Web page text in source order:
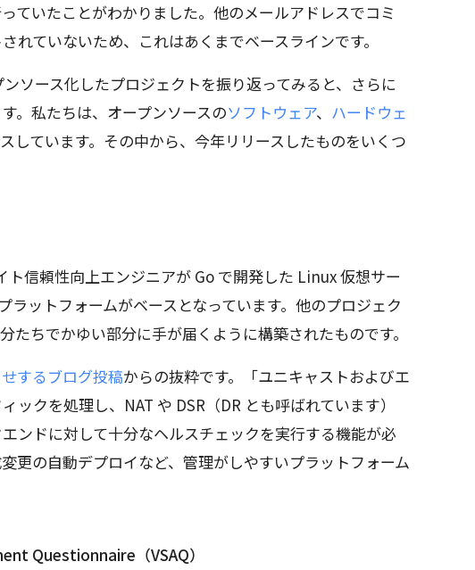
ていたことがわかりました。他のメールアドレスでコミ
れていないため、これはあくまでベースラインです。
ソース化したプロジェクトを振り返ってみると、さらに
。私たちは、オープンソースのソフトウェア、 ハードウェ
しています。その中から、今年リリースしたものをいくつ
ト信頼性向上エンジニアが Go で開発した Linux 仮想サー
ラットフォームがベースとなっています。他のプロジェク
たちでかゆい部分に手が届くように構築されたものです。
するブログ投稿からの抜粋です。「ユニキャストおよびエ
ックを処理し、NAT や DSR（DR とも呼ばれています）
ンドに対して十分なヘルスチェックを実行する機能が必
更の自動デプロイなど、管理がしやすいプラットフォーム
Questionnaire（VSAQ）